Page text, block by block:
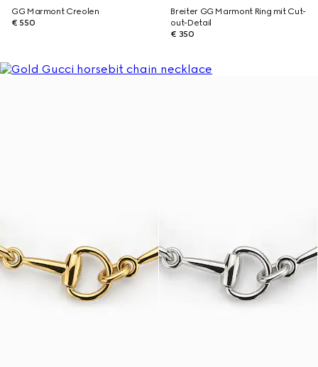
GG Marmont Creolen
€ 550
Breiter GG Marmont Ring mit Cut-
out-Detail
€ 350